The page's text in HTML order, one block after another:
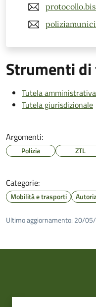
Strumenti
Tutela amministrativa
Tutela giurisdizionale
Argomenti:
Polizia ZTL
Categorie:
Mobilità e trasporti
Ultimo aggiornamento: 20/